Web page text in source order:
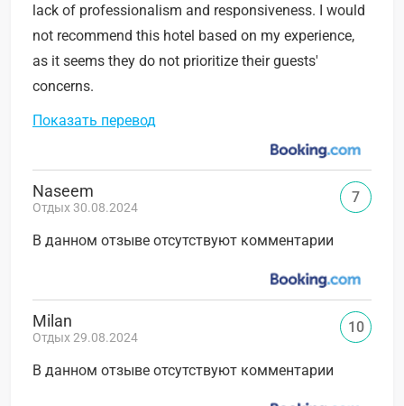
lack of professionalism and responsiveness. I would
not recommend this hotel based on my experience,
as it seems they do not prioritize their guests'
concerns.
Показать перевод
Naseem
Отдых 30.08.2024
В данном отзыве отсутствуют комментарии
7
Milan
Отдых 29.08.2024
В данном отзыве отсутствуют комментарии
10